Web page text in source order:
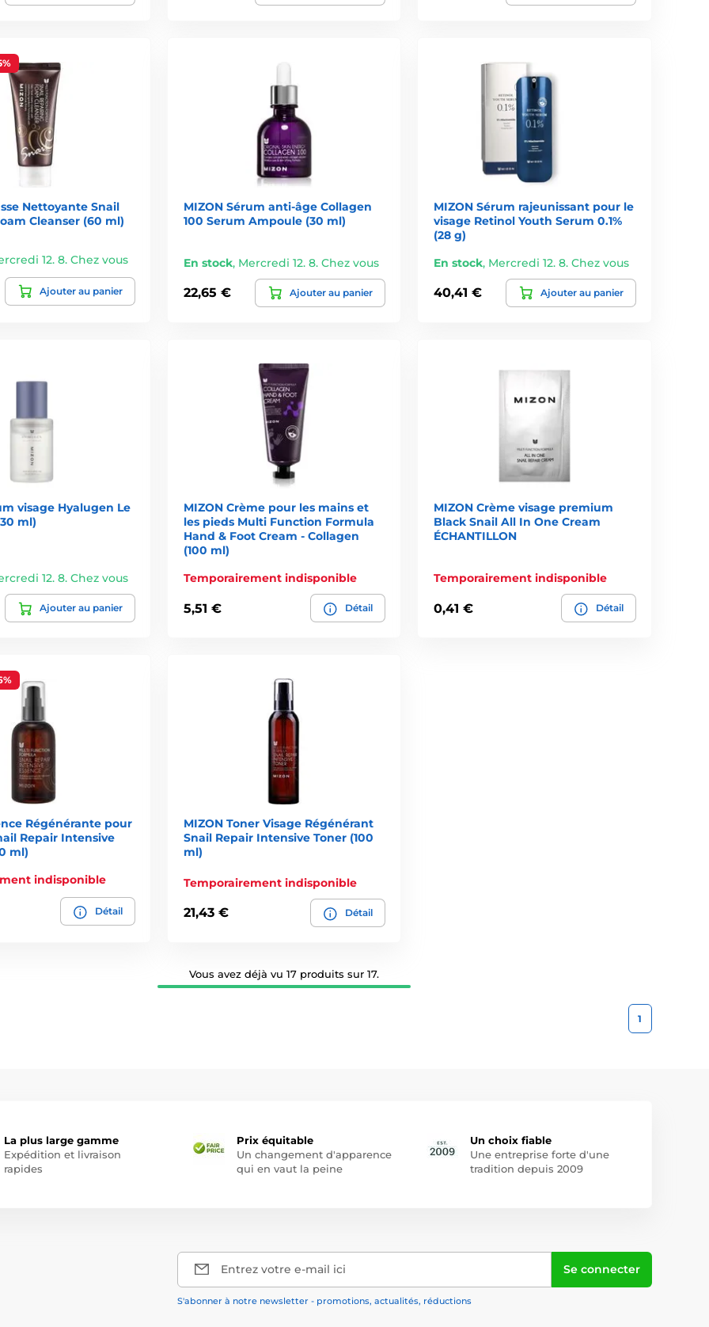
Nettoyante Snail
Cleanser (60 ml)
12. 8. Chez vous
Ajouter au panier
MIZON Sérum anti-âge Collagen
100 Serum Ampoule (30 ml)
En stock, Mercredi 12. 8. Chez vous
22,65 € Ajouter au panier
MIZON Sérum rajeunissant pour le
visage Retinol Youth Serum 0.1%
(28 g)
En stock, Mercredi 12. 8. Chez vous
40,41 € Ajouter au panier
visage Hyalugen Le
ml)
12. 8. Chez vous
Ajouter au panier
MIZON Crème pour les mains et
les pieds Multi Function Formula
Hand & Foot Cream - Collagen
(100 ml)
Temporairement indisponible
5,51 € Détail
MIZON Crème visage premium
Black Snail All In One Cream
ÉCHANTILLON
Temporairement indisponible
0,41 € Détail
Régénérante pour
Repair Intensive
ml)
indisponible
Détail
MIZON Toner Visage Régénérant
Snail Repair Intensive Toner (100
ml)
Temporairement indisponible
21,43 € Détail
Vous avez déjà vu 17 produits sur 17.
1
La plus large gamme
Expédition et livraison
rapides
Prix équitable
Un changement d'apparence
qui en vaut la peine
Un choix fiable
Une entreprise forte d'une
tradition depuis 2009
Entrez votre e-mail ici Se connecter
S'abonner à notre newsletter - promotions, actualités, réductions